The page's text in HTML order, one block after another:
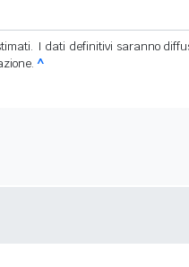
I dati definitivi saranno
^